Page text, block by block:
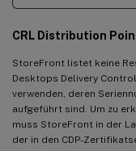
CRL Distribution
StoreFront listet keine
Desktops Delivery
verwenden, deren
aufgeführt sind. Um zu
muss StoreFront in der
der in den CDP-